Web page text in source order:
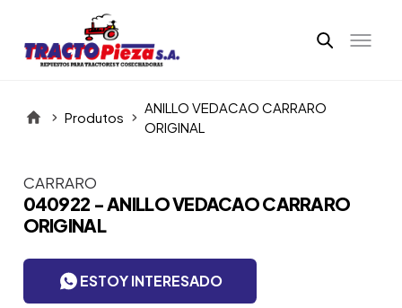
Produtos
ANILLO VEDACAO CARRARO
ORIGINAL
Itens da Galeria
CARRARO
040922 - ANILLO VEDACAO CARRARO
ORIGINAL
ESTOY INTERESADO